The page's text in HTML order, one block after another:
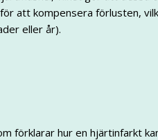
att kompensera förlusten,
eller år).
förklarar hur en hjärtinfarkt